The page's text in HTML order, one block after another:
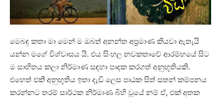
මෙබඳු කතා මා මෙන් ම ඔබත් අනන්ත අප්‍රමාණ කියවා ඇතැයි
යන්න මගේ විශ්වාසය යි. එය සිංහල නවකතාවේ ආරම්භයේ සිට
ම සාහිතය කලා නිර්මාණ සඳහා පාදක කරගත් අනුභූතියකි.
එහෙත් එකී අනුභූතිය ඉතා දැඩි ලෙස පාඨක සිත් සතන් කම්පනය
කරන්නට තරම් සාර්ථක නිර්මාණ බිහි වූයේ නම් ඒ, එක් අතක